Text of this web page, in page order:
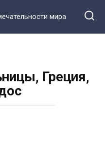
мира
Греция,